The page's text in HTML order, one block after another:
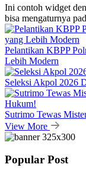
Ini contoh widget
bisa mengaturnya
Pelantikan KBPP
Lebih Modern
Seleksi Akpol 2026
Sutrimo Tewas
View More
Popular Post